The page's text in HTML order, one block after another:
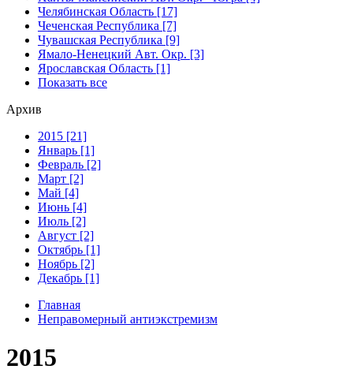
Челябинская Область [17]
Чеченская Республика [7]
Чувашская Республика [9]
Ямало-Ненецкий Авт. Окр. [3]
Ярославская Область [1]
Показать все
Архив
2015 [21]
Январь [1]
Февраль [2]
Март [2]
Май [4]
Июнь [4]
Июль [2]
Август [2]
Октябрь [1]
Ноябрь [2]
Декабрь [1]
Главная
Неправомерный антиэкстремизм
2015